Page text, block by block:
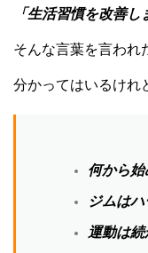
「生活習慣を改善し
そんな言葉を言われ
分かってはいるけれ
何から
ジムは
運動は